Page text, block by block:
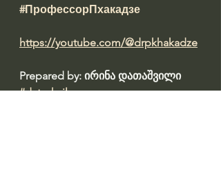
#ПрофессорПхакадзе
https://youtube.com/@drpkhakadze
Prepared by: ირინა დათაშვილი
#datashvil